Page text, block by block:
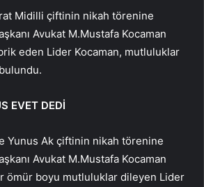
Midilli çiftinin nikah törenine
Avukat M.Mustafa Kocaman
eden Lider Kocaman, mutluluklar
EVET DEDİ
Yunus Ak çiftinin nikah törenine
Avukat M.Mustafa Kocaman
ömür boyu mutluluklar dileyen Lider